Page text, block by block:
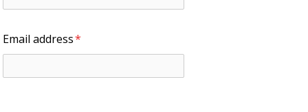
Email address*